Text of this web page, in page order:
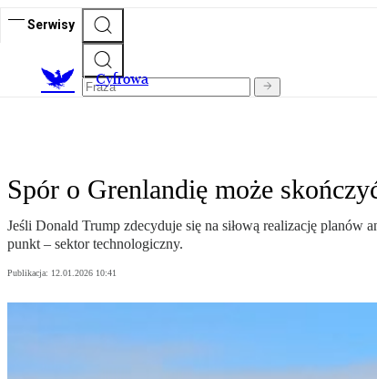
Serwisy
Cyfrowa
Spór o Grenlandię może
Jeśli Donald Trump zdecyduje się na siłową realizację planów
punkt – sektor technologiczny.
Publikacja: 12.01.2026 10:41